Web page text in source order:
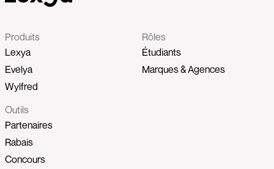
Produits
Lexya
Evelya
Wylfred
Rôles
Étudiants
Marques & Agences
Outils
Partenaires
Rabais
Concours